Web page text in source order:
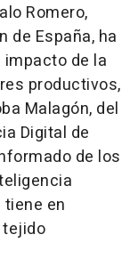
Romero,
de España, ha
de la
productivos,
Malagón, del
Digital de
de los
en